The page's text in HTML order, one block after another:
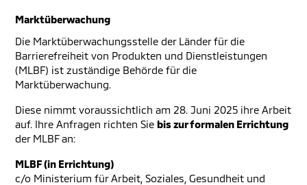
Marktüberwachung
Die Marktüberwachungsstelle der Länder für die
Barrierefreiheit von Produkten und Dienstleistungen
(MLBF) ist zuständige Behörde für die
Marktüberwachung.
Diese nimmt voraussichtlich am 28. Juni 2025 ihre Arbeit
auf. Ihre Anfragen richten Sie bis zur formalen Errichtung
der MLBF an:
MLBF (in Errichtung)
c/o Ministerium für Arbeit, Soziales, Gesundheit und